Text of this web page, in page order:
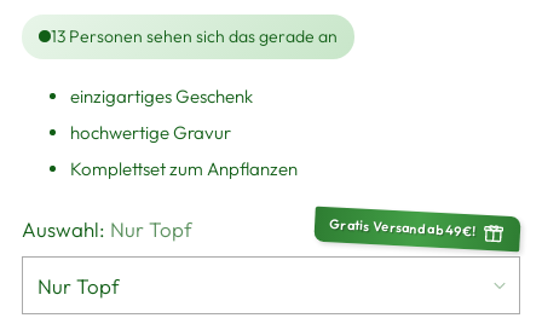
Preis
13 Personen sehen sich das gerade an
einzigartiges Geschenk
hochwertige Gravur
Komplettset zum Anpflanzen
Auswahl: Nur Topf Gratis Versand ab 49€!